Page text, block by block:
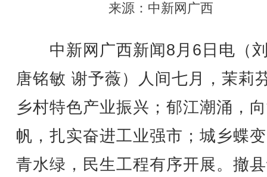
来源：中新网广西
中新网广西新闻8月6日电（
唐铭敏 谢予薇）人间七月，茉莉
乡村特色产业振兴；郁江潮涌，
帆，扎实奋进工业强市；城乡蝶
青水绿，民生工程有序开展。撤